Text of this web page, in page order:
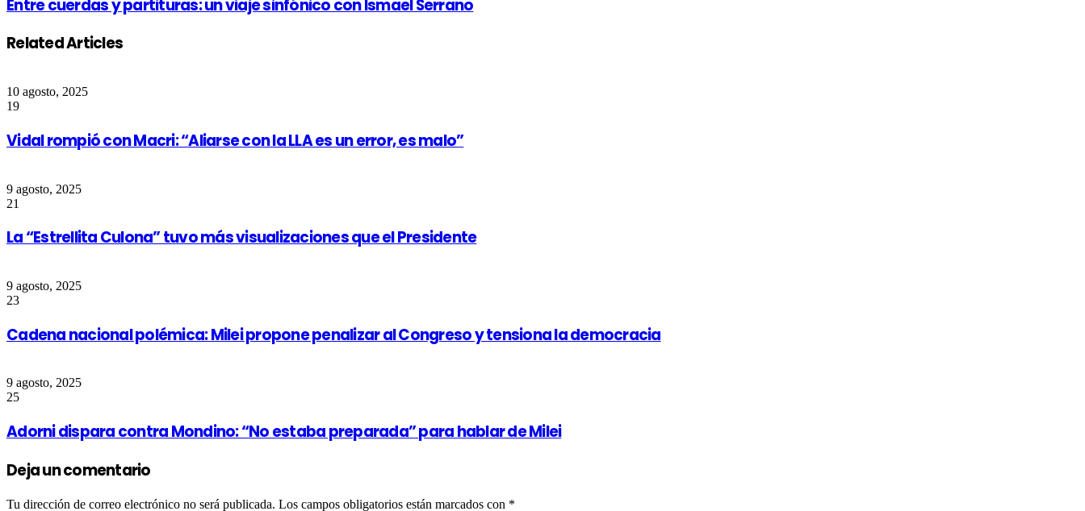
Entre cuerdas y partituras: un viaje sinfónico con Ismael Serrano
Related Articles
10 agosto, 2025
19
Vidal rompió con Macri: “Aliarse con la LLA es un error, es malo”
9 agosto, 2025
21
La “Estrellita Culona” tuvo más visualizaciones que el Presidente
9 agosto, 2025
23
Cadena nacional polémica: Milei propone penalizar al Congreso y tensiona la democracia
9 agosto, 2025
25
Adorni dispara contra Mondino: “No estaba preparada” para hablar de Milei
Deja un comentario
Tu dirección de correo electrónico no será publicada. Los campos obligatorios están marcados con *